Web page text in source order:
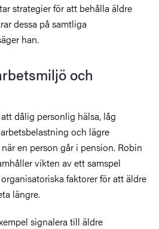
strategier för att behålla äldre
dessa på samtliga
han.
och
dålig personlig hälsa, låg
och lägre
en person går i pension. Robin
vikten av ett samspel
faktorer för att äldre
längre.
signalera till äldre